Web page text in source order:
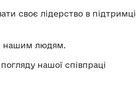
своє лідерство в підтримці
нашим людям.
нашої співпраці